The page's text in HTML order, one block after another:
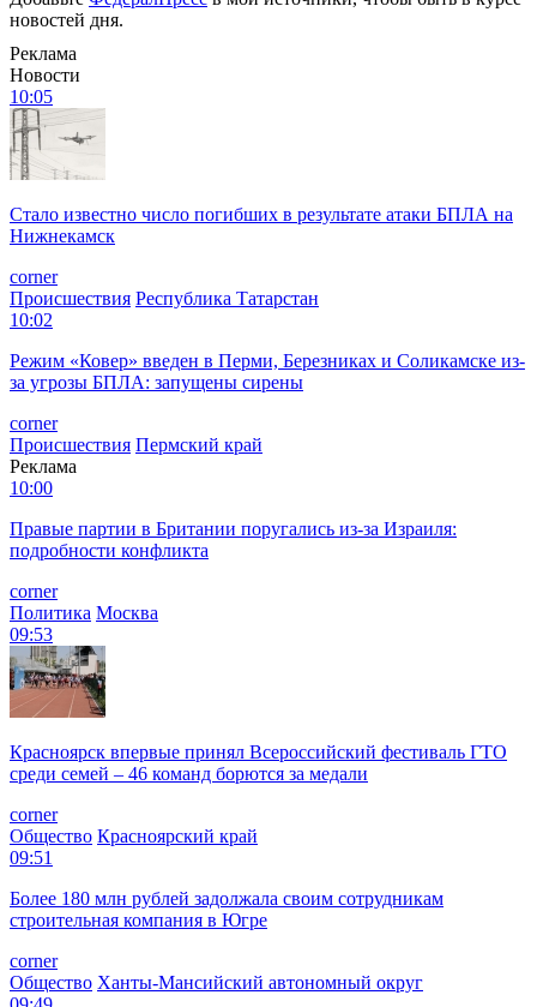
новостей дня.
Реклама
Новости
10:05
Стало известно число погибших в результате атаки БПЛА на
Нижнекамск
corner
Происшествия Республика Татарстан
10:02
Режим «️Ковер» введен в Перми, Березниках и Соликамске из-
за угрозы БПЛА: запущены сирены
corner
Происшествия Пермский край
Реклама
10:00
Правые партии в Британии поругались из-за Израиля:
подробности конфликта
corner
Политика Москва
09:53
Красноярск впервые принял Всероссийский фестиваль ГТО
среди семей – 46 команд борются за медали
corner
Общество Красноярский край
09:51
Более 180 млн рублей задолжала своим сотрудникам
строительная компания в Югре
corner
Общество Ханты-Мансийский автономный округ